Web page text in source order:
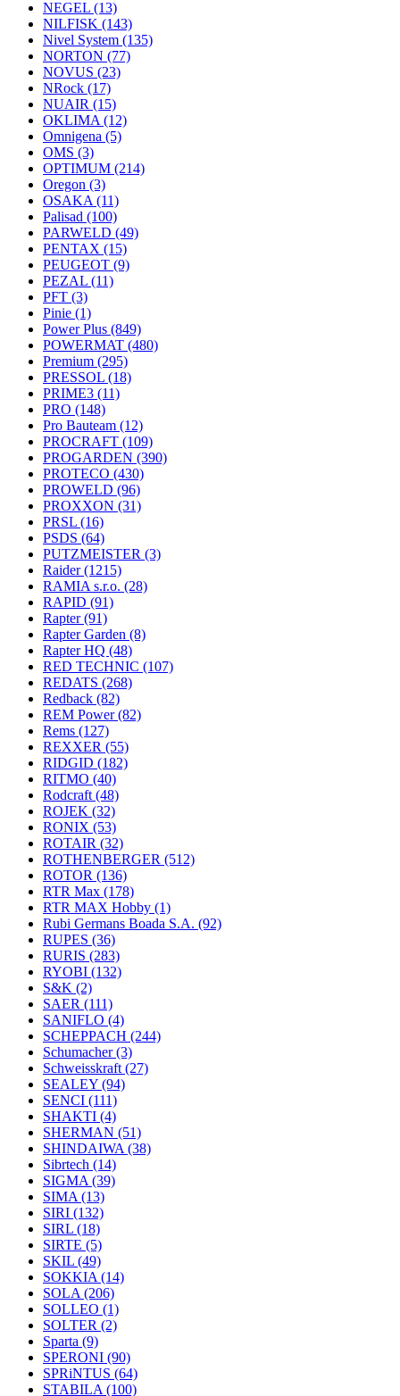
NEGEL (13)
NILFISK (143)
Nivel System (135)
NORTON (77)
NOVUS (23)
NRock (17)
NUAIR (15)
OKLIMA (12)
Omnigena (5)
OMS (3)
OPTIMUM (214)
Oregon (3)
OSAKA (11)
Palisad (100)
PARWELD (49)
PENTAX (15)
PEUGEOT (9)
PEZAL (11)
PFT (3)
Pinie (1)
Power Plus (849)
POWERMAT (480)
Premium (295)
PRESSOL (18)
PRIME3 (11)
PRO (148)
Pro Bauteam (12)
PROCRAFT (109)
PROGARDEN (390)
PROTECO (430)
PROWELD (96)
PROXXON (31)
PRSL (16)
PSDS (64)
PUTZMEISTER (3)
Raider(1215)
RAMIA s.r.o. (28)
RAPID (91)
Rapter(91)
Rapter Garden (8)
Rapter HQ (48)
RED TECHNIC (107)
REDATS (268)
Redback (82)
REM Power(82)
Rems (127)
REXXER (55)
RIDGID (182)
RITMO (40)
Rodcraft (48)
ROJEK (32)
RONIX (53)
ROTAIR (32)
ROTHENBERGER (512)
ROTOR (136)
RTR Max (178)
RTR MAX Hobby (1)
Rubi Germans Boada S.A. (92)
RUPES (36)
RURIS (283)
RYOBI (132)
S&K (2)
SAER (111)
SANIFLO (4)
SCHEPPACH (244)
Schumacher(3)
Schweisskraft (27)
SEALEY (94)
SENCI (111)
SHAKTI (4)
SHERMAN (51)
SHINDAIWA (38)
Sibrtech (14)
SIGMA (39)
SIMA (13)
SIRI (132)
SIRL (18)
SIRTE (5)
SKIL (49)
SOKKIA (14)
SOLA (206)
SOLLEO (1)
SOLTER (2)
Sparta (9)
SPERONI (90)
SPRiNTUS (64)
STABILA (100)